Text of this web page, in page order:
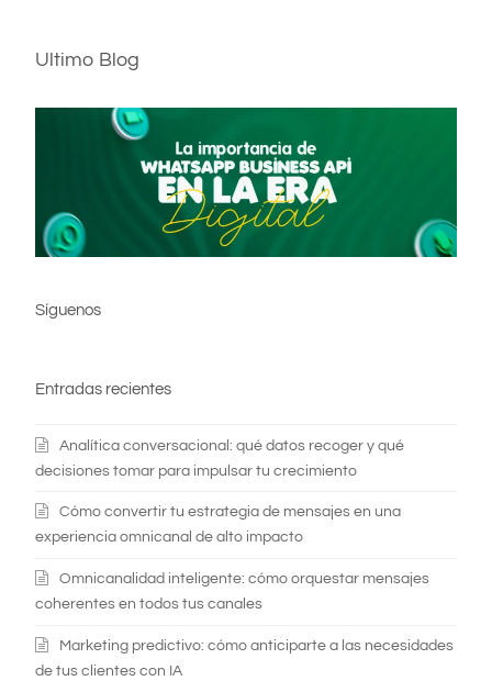
Ultimo Blog
Síguenos
Entradas recientes
Analítica conversacional: qué datos recoger y qué
decisiones tomar para impulsar tu crecimiento
Cómo convertir tu estrategia de mensajes en una
experiencia omnicanal de alto impacto
Omnicanalidad inteligente: cómo orquestar mensajes
coherentes en todos tus canales
Marketing predictivo: cómo anticiparte a las necesidades
de tus clientes con IA